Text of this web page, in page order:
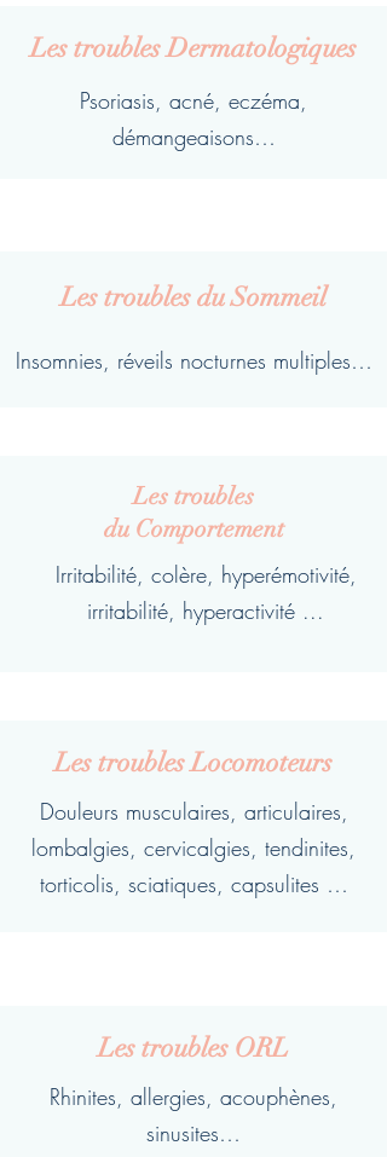
Les troubles Dermatologiques
Psoriasis, acné, eczéma,
démangeaisons…
Les troublesdu Sommeil
Insomnies, réveils nocturnes multiples…
Les troubles
du Comportement
Irritabilité, colère, hyperémotivité,
irritabilité, hyperactivité ...
Les troubles Locomoteurs
Douleurs musculaires, articulaires,
lombalgies, cervicalgies, tendinites,
torticolis, sciatiques, capsulites …
Les troubles ORL
Rhinites, allergies, acouphènes,
sinusites…